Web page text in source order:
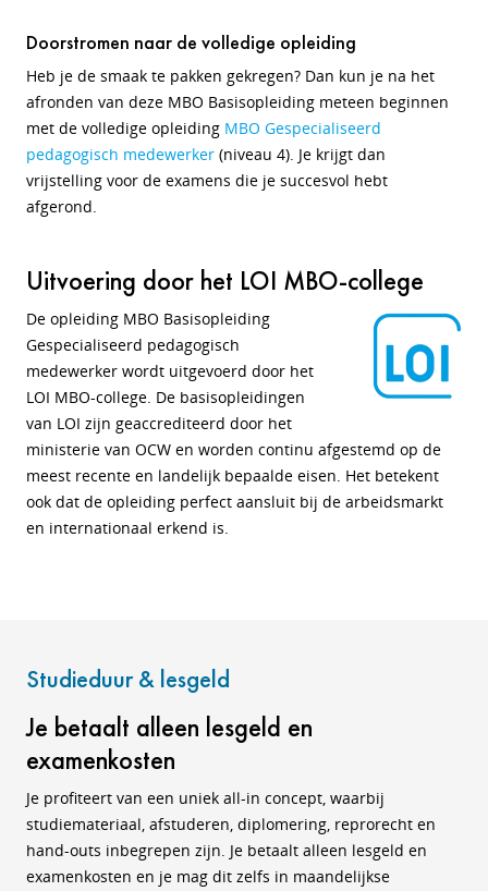
Doorstromen naar de volledige opleiding
Heb je de smaak te pakken gekregen? Dan kun je na het
afronden van deze MBO Basisopleiding meteen beginnen
met de volledige opleiding MBO Gespecialiseerd
pedagogisch medewerker (niveau 4). Je krijgt dan
vrijstelling voor de examens die je succesvol hebt
afgerond.
Uitvoering door het LOI MBO-college
De opleiding MBO Basisopleiding
Gespecialiseerd pedagogisch
medewerker wordt uitgevoerd door het
LOI MBO-college. De basisopleidingen
van LOI zijn geaccrediteerd door het
ministerie van OCW en worden continu afgestemd op de
meest recente en landelijk bepaalde eisen. Het betekent
ook dat de opleiding perfect aansluit bij de arbeidsmarkt
en internationaal erkend is.
Studieduur & lesgeld
Je betaalt alleen lesgeld en
examenkosten
Je profiteert van een uniek all-in concept, waarbij
studiemateriaal, afstuderen, diplomering, reprorecht en
hand-outs inbegrepen zijn. Je betaalt alleen lesgeld en
examenkosten en je mag dit zelfs in maandelijkse